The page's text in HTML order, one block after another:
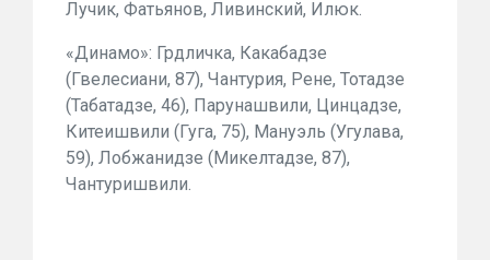
Лучик, Фатьянов, Ливинский, Илюк.
«Динамо»: Грдличка, Какабадзе
(Гвелесиани, 87), Чантурия, Рене, Тотадзе
(Табатадзе, 46), Парунашвили, Цинцадзе,
Китеишвили (Гуга, 75), Мануэль (Угулава,
59), Лобжанидзе (Микелтадзе, 87),
Чантуришвили.